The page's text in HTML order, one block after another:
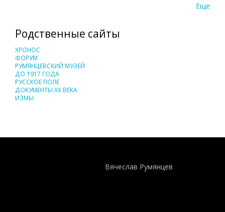
Еще
Родственные сайты
ХРОНОС
ФОРУМ
РУМЯНЦЕВСКИЙ МУЗЕЙ
ДО 1917 ГОДА
РУССКОЕ ПОЛЕ
ДОКУМЕНТЫ XX ВЕКА
ИЗМЫ
Вячеслав Румянцев